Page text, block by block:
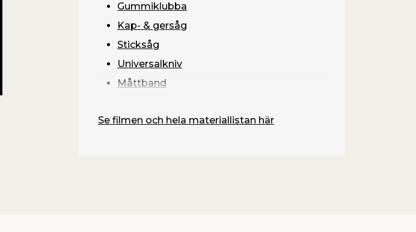
Gummiklubba
Kap- & gersåg
Sticksåg
Universalkniv
Måttband
Se filmen och hela materiallistan här